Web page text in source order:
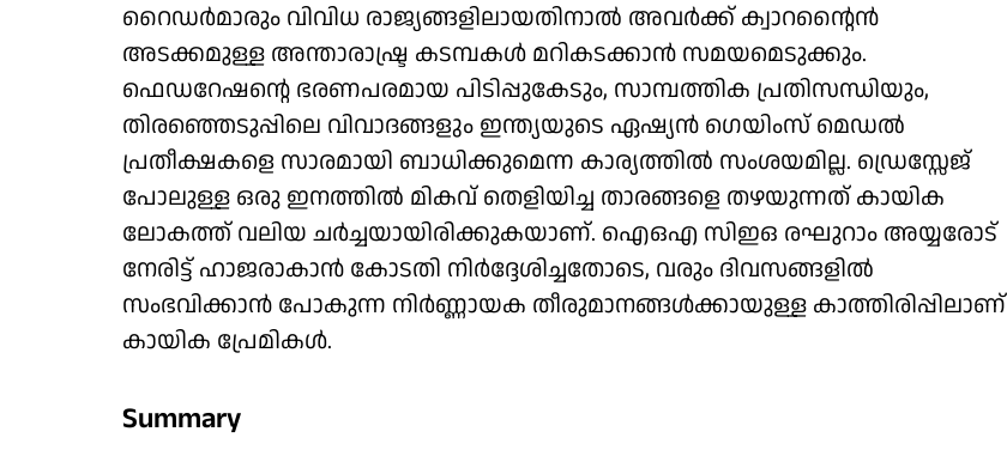
റൈഡര്‍മാരും വിവിധ രാജ്യങ്ങളിലായതിനാല്‍ അവര്‍ക്ക് ക്വാറന്റൈന്‍
അടക്കമുള്ള അന്താരാഷ്ട്ര കടമ്പകള്‍ മറികടക്കാന്‍ സമയമെടുക്കും.
ഫെഡറേഷന്റെ ഭരണപരമായ പിടിപ്പുകേടും, സാമ്പത്തിക പ്രതിസന്ധിയും,
തിരഞ്ഞെടുപ്പിലെ വിവാദങ്ങളും ഇന്ത്യയുടെ ഏഷ്യന്‍ ഗെയിംസ് മെഡല്‍
പ്രതീക്ഷകളെ സാരമായി ബാധിക്കുമെന്ന കാര്യത്തില്‍ സംശയമില്ല. ഡ്രെസ്സേജ്
പോലുള്ള ഒരു ഇനത്തില്‍ മികവ് തെളിയിച്ച താരങ്ങളെ തഴയുന്നത് കായിക
ലോകത്ത് വലിയ ചര്‍ച്ചയായിരിക്കുകയാണ്. ഐഒഎ സിഇഒ രഘുറാം അയ്യരോട്
നേരിട്ട് ഹാജരാകാന്‍ കോടതി നിര്‍ദ്ദേശിച്ചതോടെ, വരും ദിവസങ്ങളില്‍
സംഭവിക്കാന്‍ പോകുന്ന നിര്‍ണ്ണായക തീരുമാനങ്ങള്‍ക്കായുള്ള കാത്തിരിപ്പിലാണ്
കായിക പ്രേമികള്‍.
Summary